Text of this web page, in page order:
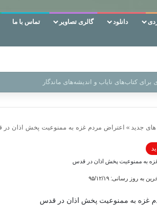
دانلود گالری تصاویر تماس با ما
راه خداست‌!
های جدید » اعتراض مردم غزه به ممنوعیت پخش اذان
به ممنوعیت پخش اذان در قدس
به روز رسانی: ۹۵/۱۲/۱۹
غزه به ممنوعیت پخش اذان در قدس